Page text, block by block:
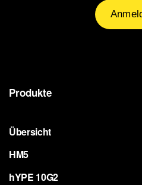
Produkte
Übersicht
HM5
hYPE 10G2